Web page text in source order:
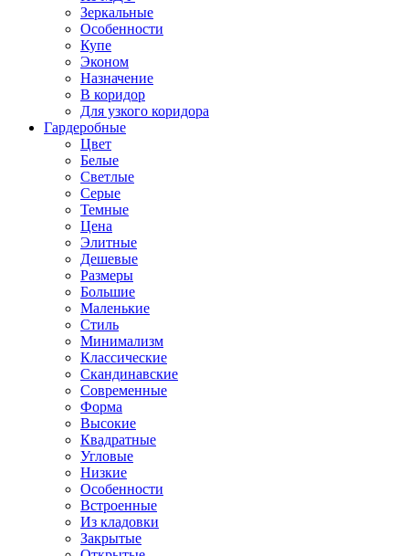
Зеркальные
Особенности
Купе
Эконом
Назначение
В коридор
Для узкого коридора
Гардеробные
Цвет
Белые
Светлые
Серые
Темные
Цена
Элитные
Дешевые
Размеры
Большие
Маленькие
Стиль
Минимализм
Классические
Скандинавские
Современные
Форма
Высокие
Квадратные
Угловые
Низкие
Особенности
Встроенные
Из кладовки
Закрытые